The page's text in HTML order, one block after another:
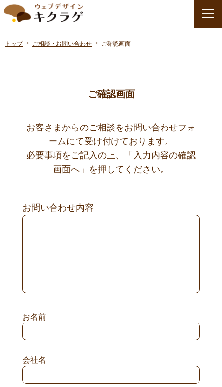
トップ> ご相談・お問い合わせ > ご確認画面
ご確認画面
お客さまからのご相談をお問い合わせフォ
ームにて受け付けております。
必要事項をご記入の上、「入力内容の確認
画面へ」を押してください。
お問い合わせ内容
お名前
会社名